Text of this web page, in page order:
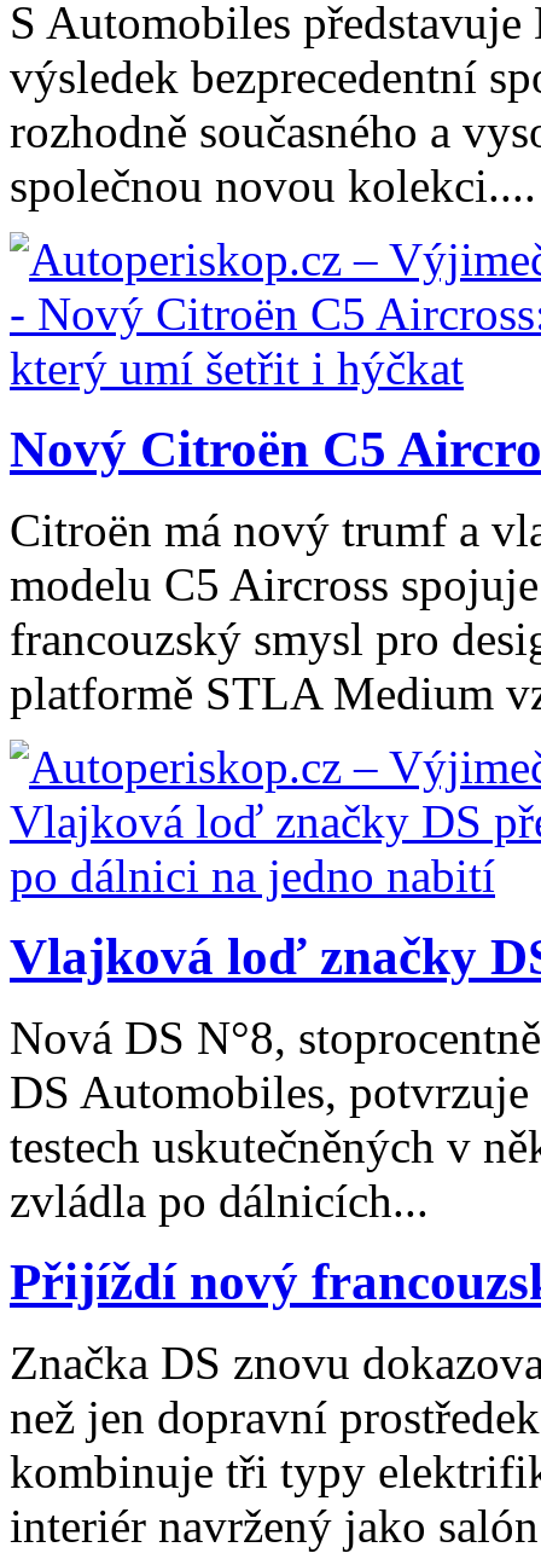
S Automobiles
výsledek bezprecedentní
rozhodně současného a
společnou novou kolekci....
Nový Citroën C5
Citroën má nový trumf a
modelu C5 Aircross
francouzský smysl pro
platformě STLA Medium
Vlajková loď značky
Nová DS N°8,
DS Automobiles,
testech uskutečněných v
zvládla po dálnicích...
Přijíždí nový
Značka DS znovu
než jen dopravní
kombinuje tři typy
interiér navržený jako